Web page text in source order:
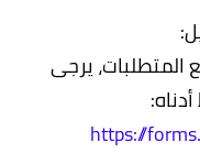
يرجى
https://